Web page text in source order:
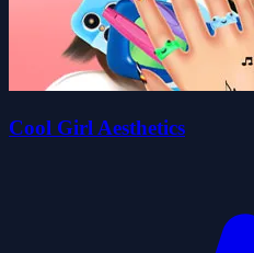
Cool Girl Aesthetics